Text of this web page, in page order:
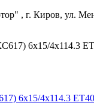
, г. Киров, ул.
6x15/4x114.3 ET40